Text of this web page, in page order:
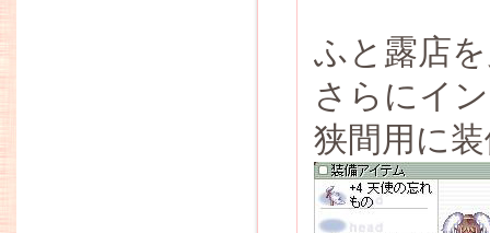
ふと露店
さらにイ
狭間用に